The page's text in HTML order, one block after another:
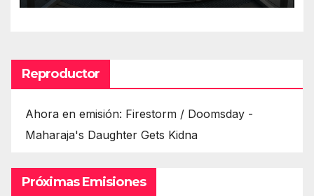
Reproductor
Ahora en emisión: Firestorm / Doomsday -
Maharaja's Daughter Gets Kidna
Próximas Emisiones